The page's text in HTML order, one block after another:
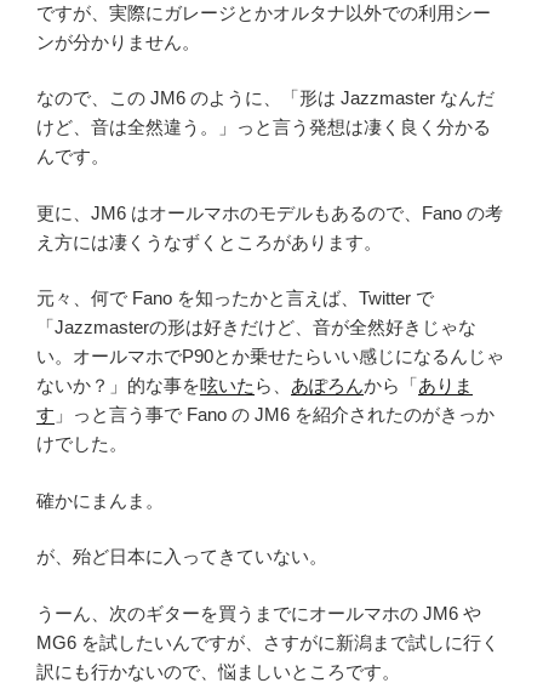
ですが、実際にガレージとかオルタナ以外での利用シー
ンが分かりません。
なので、この JM6 のように、「形は Jazzmaster なんだ
けど、音は全然違う。」っと言う発想は凄く良く分かる
んです。
更に、JM6 はオールマホのモデルもあるので、Fano の考
え方には凄くうなずくところがあります。
元々、何で Fano を知ったかと言えば、Twitter で
「Jazzmasterの形は好きだけど、音が全然好きじゃな
い。オールマホでP90とか乗せたらいい感じになるんじゃ
ないか？」的な事を呟いた ら、 あぽろんから「ありま
す 」っと言う事で Fano の JM6 を紹介されたのがきっか
けでした。
確かにまんま。
が、殆ど日本に入ってきていない。
うーん、次のギターを買うまでにオールマホの JM6 や
MG6 を試したいんですが、さすがに新潟まで試しに行く
訳にも行かないので、悩ましいところです。